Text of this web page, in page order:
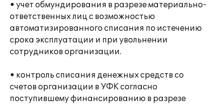
• учет обмундирования в разрезе материально-
ответственных лиц с возможностью
автоматизированного списания по истечению
срока эксплуатации и при увольнении
сотрудников организации.
• контроль списания денежных средств со
счетов организации в УФК согласно
поступившему финансированию в разрезе